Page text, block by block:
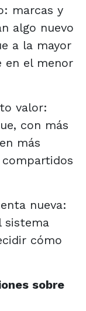
marcas y
algo nuevo
a la mayor
en el menor
valor:
con más
más
nueva:
sistema
cómo
sobre